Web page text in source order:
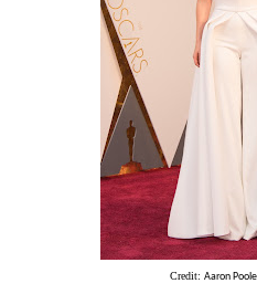
Credit: Aaron